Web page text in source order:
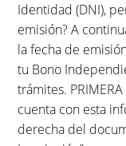
Identidad (DNI),
emisión? A
la fecha de
tu Bono
trámites.
cuenta con esta
derecha del